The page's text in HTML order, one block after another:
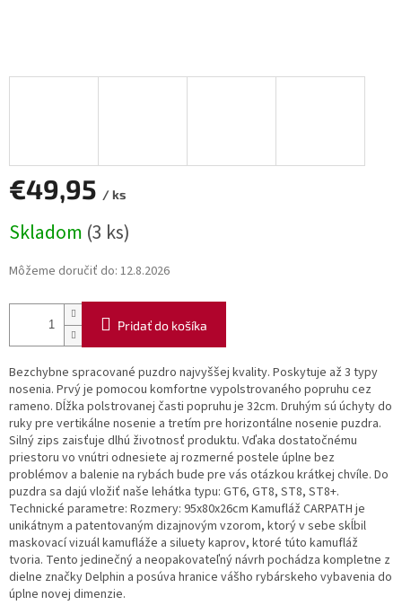
€49,95 / ks
cena:
Skladom (3 ks)
Môžeme doručiť do: 12.8.2026
Pridať do košíka
Bezchybne spracované puzdro najvyššej kvality. Poskytuje až 3 typy
nosenia. Prvý je pomocou komfortne vypolstrovaného popruhu cez
rameno. Dĺžka polstrovanej časti popruhu je 32cm. Druhým sú úchyty do
ruky pre vertikálne nosenie a tretím pre horizontálne nosenie puzdra.
Silný zips zaisťuje dlhú životnosť produktu. Vďaka dostatočnému
priestoru vo vnútri odnesiete aj rozmerné postele úplne bez
problémov a balenie na rybách bude pre vás otázkou krátkej chvíle. Do
puzdra sa dajú vložiť naše lehátka typu: GT6, GT8, ST8, ST8+.
Technické parametre: Rozmery: 95x80x26cm Kamufláž CARPATH je
unikátnym a patentovaným dizajnovým vzorom, ktorý v sebe skĺbil
maskovací vizuál kamufláže a siluety kaprov, ktoré túto kamufláž
tvoria. Tento jedinečný a neopakovateľný návrh pochádza kompletne z
dielne značky Delphin a posúva hranice vášho rybárskeho vybavenia do
úplne novej dimenzie.